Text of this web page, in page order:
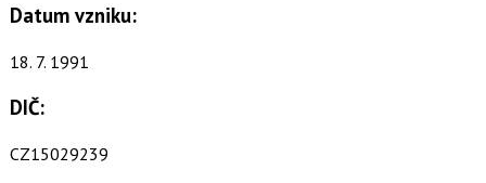
Datum vzniku:
18. 7. 1991
DIČ:
CZ15029239